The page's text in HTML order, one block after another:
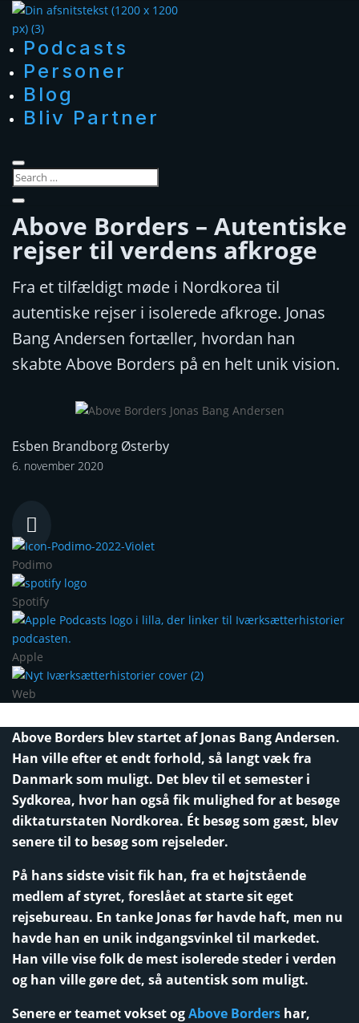
Podcasts
Personer
Blog
Bliv Partner
Above Borders – Autentiske
rejser til verdens afkroge
Fra et tilfældigt møde i Nordkorea til
autentiske rejser i isolerede afkroge. Jonas
Bang Andersen fortæller, hvordan han
skabte Above Borders på en helt unik vision.
Esben Brandborg Østerby
6. november 2020

Podimo
Spotify
Apple
Web
Above Borders blev startet af Jonas Bang Andersen.
Han ville efter et endt forhold, så langt væk fra
Danmark som muligt. Det blev til et semester i
Sydkorea, hvor han også fik mulighed for at besøge
diktaturstaten Nordkorea. Ét besøg som gæst, blev
senere til to besøg som rejseleder.
På hans sidste visit fik han, fra et højtstående
medlem af styret, foreslået at starte sit eget
rejsebureau. En tanke Jonas før havde haft, men nu
havde han en unik indgangsvinkel til markedet.
Han ville vise folk de mest isolerede steder i verden
og han ville gøre det, så autentisk som muligt.
Senere er teamet vokset ogAbove Borders har,